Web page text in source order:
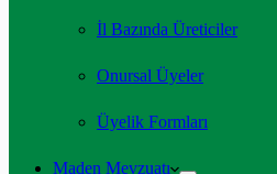
İl Bazında Üreticiler
Onursal Üyeler
Üyelik Formları
Maden Mevzuatı